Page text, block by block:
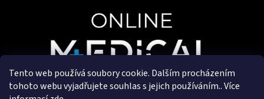
Tento web používá soubory cookie. Dalším procházením
tohoto webu vyjadřujete souhlas s jejich používáním.. Více
Copyright 2025OnlineMedical.cz. Všechna práva